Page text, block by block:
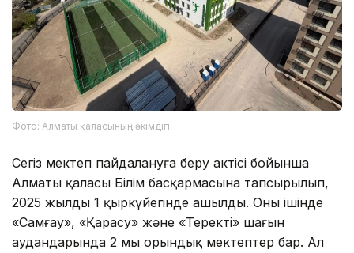
Фото: Алматы қаласының әкімдігі
Сегіз мектеп пайдалануға беру актісі бойынша
Алматы қаласы Білім басқармасына тапсырылып,
2025 жылдың 1 қыркүйегінде ашылды. Оның ішінде
«Самғау», «Қарасу» және «Теректі» шағын
аудандарында 2 мың орындық мектептер бар. Ал